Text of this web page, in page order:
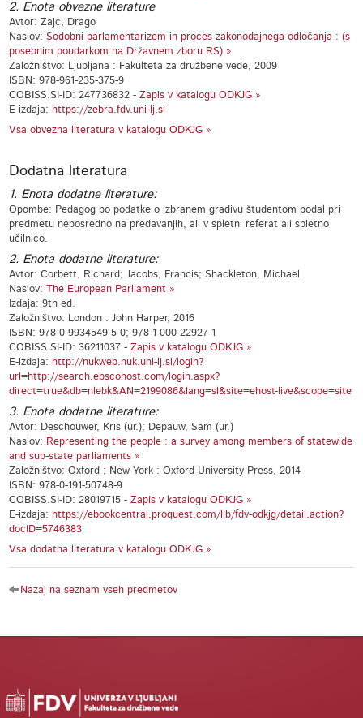
2. Enota obvezne literature
Avtor: Zajc, Drago
Naslov:Sodobni parlamentarizem in proces zakonodajnega odločanja : (s
posebnim poudarkom na Državnem zboru RS) »
Založništvo: Ljubljana : Fakulteta za družbene vede, 2009
ISBN: 978-961-235-375-9
COBISS.SI-ID: 247736832 -Zapis v katalogu ODKJG »
E-izdaja: https://zebra.fdv.uni-lj.si
Vsa obvezna literatura v katalogu ODKJG »
Dodatna literatura
1. Enota dodatne literature:
Opombe: Pedagog bo podatke o izbranem gradivu študentom podal pri
predmetu neposredno na predavanjih, ali v spletni referat ali spletno
učilnico.
2. Enota dodatne literature:
Avtor: Corbett, Richard; Jacobs, Francis; Shackleton, Michael
Naslov:The European Parliament »
Izdaja: 9th ed.
Založništvo: London : John Harper, 2016
ISBN: 978-0-9934549-5-0; 978-1-000-22927-1
COBISS.SI-ID: 36211037 -Zapis v katalogu ODKJG »
E-izdaja: http://nukweb.nuk.uni-lj.si/login?
url=http://search.ebscohost.com/login.aspx?
direct=true&db=nlebk&AN=2199086&lang=sl&site=ehost-live&scope=site
3. Enota dodatne literature:
Avtor: Deschouwer, Kris (ur.); Depauw, Sam (ur.)
Naslov: Representing the people : a survey among members of statewide
and sub-state parliaments »
Založništvo: Oxford ; New York : Oxford University Press, 2014
ISBN: 978-0-191-50748-9
COBISS.SI-ID: 28019715 -Zapis v katalogu ODKJG »
E-izdaja: https://ebookcentral.proquest.com/lib/fdv-odkjg/detail.action?
docID=5746383
Vsa dodatna literatura v katalogu ODKJG »
Nazaj na seznam vseh predmetov